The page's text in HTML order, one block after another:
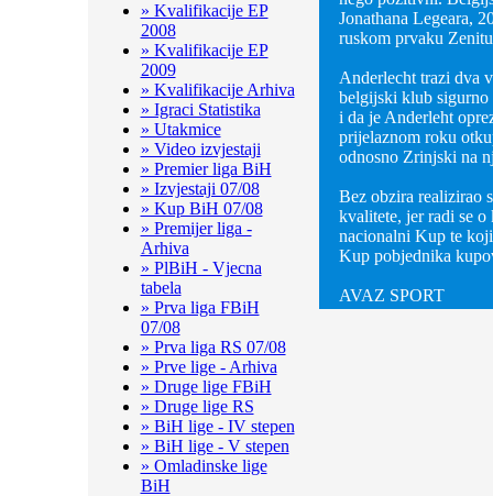
» Kvalifikacije EP
2008
» Kvalifikacije EP
2009
» Kvalifikacije Arhiva
» Igraci Statistika
» Utakmice
» Video izvjestaji
» Premier liga BiH
» Izvjestaji 07/08
» Kup BiH 07/08
» Premijer liga -
Arhiva
» PlBiH - Vjecna
tabela
» Prva liga FBiH
07/08
» Prva liga RS 07/08
» Prve lige - Arhiva
» Druge lige FBiH
» Druge lige RS
» BiH lige - IV stepen
» BiH lige - V stepen
» Omladinske lige
BiH
Jonathana Legeara,
ruskom prvaku
Anderlecht trazi dva
belgijski klub sigurno
i da je Anderleht
prijelaznom roku
odnosno Zrinjski na
Bez obzira realizirao
kvalitete, jer radi se
nacionalni Kup te
Kup pobjednika
AVAZ SPORT